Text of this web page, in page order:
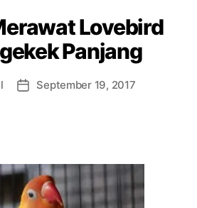
Lovebird
Panjang
PostSeptember 19, 2017